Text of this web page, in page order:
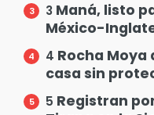
3 Maná, listo
México-
4 Rocha Moya
casa sin
5 Registran